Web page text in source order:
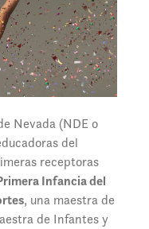
Nevada (NDE o
del
receptoras
Infancia del
, una maestra de
de Infantes y